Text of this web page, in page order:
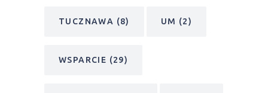
TUCZNAWA (8) UM (2)
WSPARCIE (29)